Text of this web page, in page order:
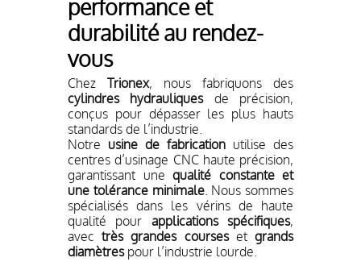
performance et
durabilité au rendez-
vous
Chez Trionex, nous fabriquons des
cylindres hydrauliquesde précision,
conçus pour dépasser les plus hauts
standards de l’industrie.
Notre usine de fabrication utilise des
centres d’usinage CNC haute précision,
garantissant une qualité constante et
une tolérance minimale. Nous sommes
spécialisés dans les vérins de haute
qualité pour applications spécifiques,
avectrès grandes coursesetgrands
diamètrespour l’industrie lourde.